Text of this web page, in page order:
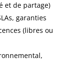
et de partage)
garanties
(libres ou